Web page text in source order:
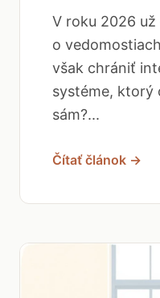
V roku 2026 už
o
však chrániť
systéme, ktorý
sám?...
Čítať článok →